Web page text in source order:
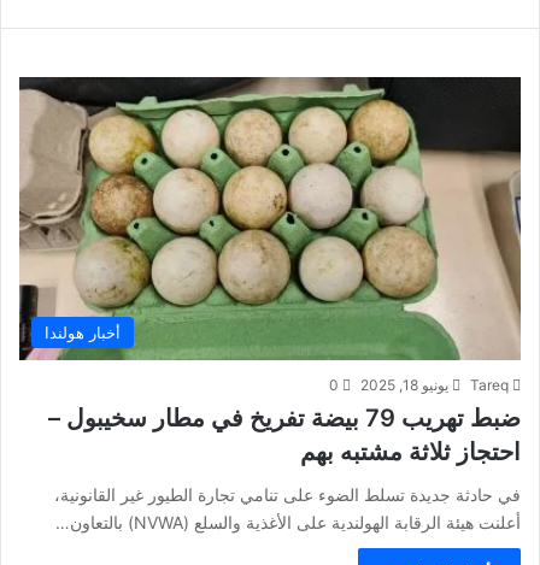
أخبار هولندا
Tareq يونيو 18, 2025 0
ضبط تهريب 79 بيضة تفريخ في مطار سخيبول –
احتجاز ثلاثة مشتبه بهم
في حادثة جديدة تسلط الضوء على تنامي تجارة الطيور غير القانونية،
أعلنت هيئة الرقابة الهولندية على الأغذية والسلع (NVWA) بالتعاون…